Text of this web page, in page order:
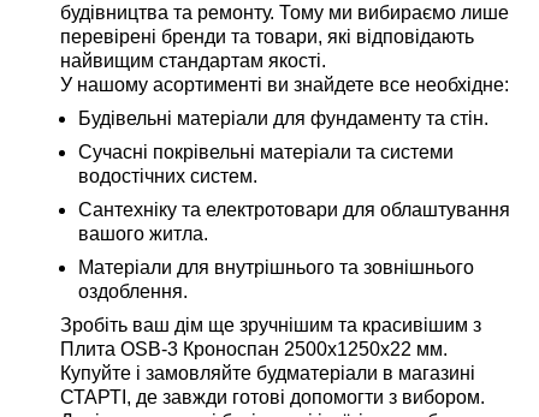
будівництва та ремонту. Тому ми вибираємо лише
перевірені бренди та товари, які відповідають
найвищим стандартам якості.
У нашому асортименті ви знайдете все необхідне:
Будівельні матеріали для фундаменту та стін.
Сучасні покрівельні матеріали та системи
водостічних систем.
Сантехніку та електротовари для облаштування
вашого житла.
Матеріали для внутрішнього та зовнішнього
оздоблення.
Зробіть ваш дім ще зручнішим та красивішим з
Плита OSB-3 Кроноспан 2500х1250х22 мм.
Купуйте і замовляйте будматеріали в магазині
СТАРТІ, де завжди готові допомогти з вибором.